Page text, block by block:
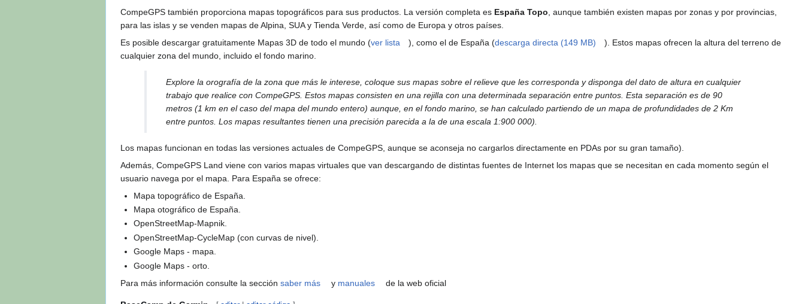
CompeGPS también proporciona mapas topográficos para sus productos. La versión completa es España Topo , aunque también existen mapas por zonas y por provincias,
para las islas y se venden mapas de Alpina, SUA y Tienda Verde, así como de Europa y otros países.
Es posible descargar gratuitamente Mapas 3D de todo el mundo (ver lista ), como el de España (descarga directa (149 MB)
). Estos mapas ofrecen la altura del terreno de
cualquier zona del mundo, incluido el fondo marino.
Explore la orografía de la zona que más le interese, coloque sus mapas sobre el relieve que les corresponda y disponga del dato de altura en cualquier
trabajo que realice con CompeGPS. Estos mapas consisten en una rejilla con una determinada separación entre puntos. Esta separación es de 90
metros (1 km en el caso del mapa del mundo entero) aunque, en el fondo marino, se han calculado partiendo de un mapa de profundidades de 2 Km
entre puntos. Los mapas resultantes tienen una precisión parecida a la de una escala 1:900 000).
Los mapas funcionan en todas las versiones actuales de CompeGPS, aunque se aconseja no cargarlos directamente en PDAs por su gran tamaño).
Además, CompeGPS Land viene con varios mapas virtuales que van descargando de distintas fuentes de Internet los mapas que se necesitan en cada momento según el
usuario navega por el mapa. Para España se ofrece:
Mapa topográfico de España.
Mapa otográfico de España.
OpenStreetMap-Mapnik.
OpenStreetMap-CycleMap (con curvas de nivel).
Google Maps - mapa.
Google Maps - orto.
Para más información consulte la sección saber más y manuales de la web oficial